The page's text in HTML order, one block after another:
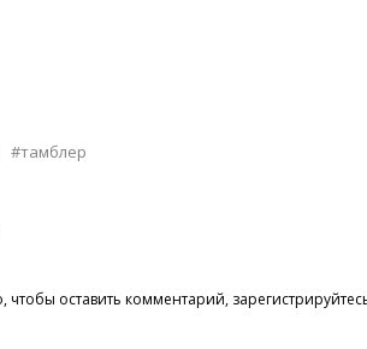
#тамблер
чтобы оставить комментарий,